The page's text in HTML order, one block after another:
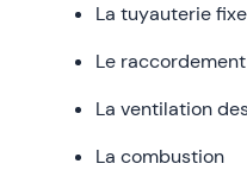
La tuyauterie fixe
Le
La ventilation
La combustion